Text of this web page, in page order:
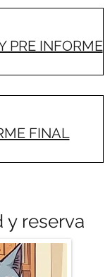
PRE INFORME
FINAL
y reserva